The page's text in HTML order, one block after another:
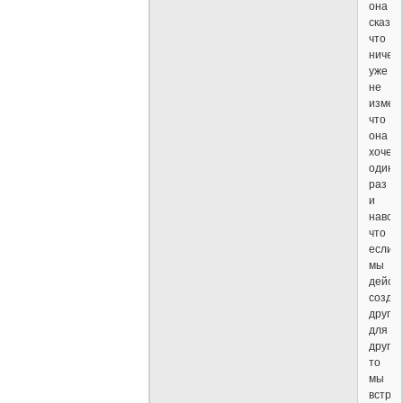
она
что
ничего
уже
не
что
она
хочет
один
раз
и
что
если
мы
друг
для
друга
то
мы